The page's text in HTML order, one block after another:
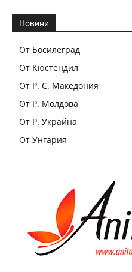
Новини
От Босилеград
От Кюстендил
От Р. С. Македония
От Р. Молдова
От Р. Украйна
От Унгария